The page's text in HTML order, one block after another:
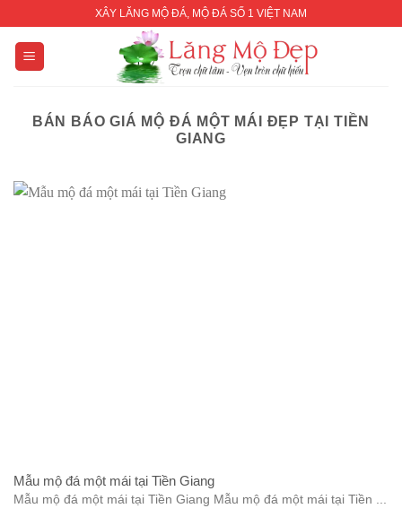
content
XÂY LĂNG MỘ ĐÁ, MỘ ĐÁ SỐ 1 VIỆT NAM
BÁN BÁO GIÁ MỘ ĐÁ MỘT MÁI ĐẸP TẠI TIỀN
GIANG
Mẫu mộ đá một mái tại Tiền Giang
Mẫu mộ đá một mái tại Tiền Giang Mẫu mộ đá một mái tại Tiền ...